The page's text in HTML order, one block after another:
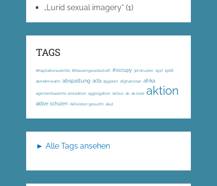
„Lurid sexual imagery“ (1)
TAGS
#Kapitalismuskritik; #Klassengesellschaft #occupy 3d-drucker 1917 1968
abmahnwahn abspaltung acta ägypten afghanistan afrika
agentenbasierte simulation aggregation airbus ak ak-loek aktion
aktive schulen Aktivisten gesucht akut
► Alle Tags ansehen